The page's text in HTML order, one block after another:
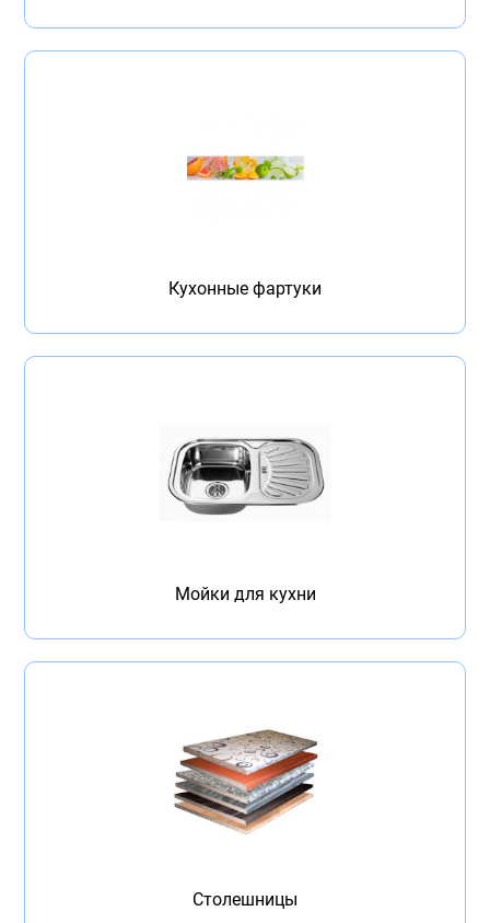
Кухонные фартуки
Мойки для кухни
Столешницы